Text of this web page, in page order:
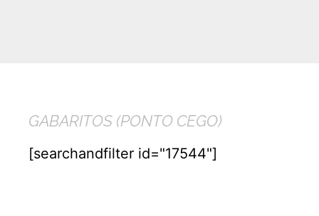
GABARITOS (PONTO CEGO)
[searchandfilter id="17544"]